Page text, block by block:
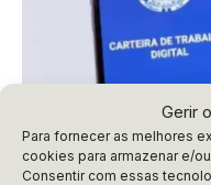
Gerir
Para fornecer as melhores
cookies para armazenar e/
Consentir com essas